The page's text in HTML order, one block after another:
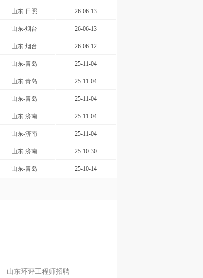
山东-日照 26-06-13
山东-烟台 26-06-13
山东-烟台 26-06-12
山东-青岛 25-11-04
山东-青岛 25-11-04
山东-青岛 25-11-04
山东-济南 25-11-04
山东-济南 25-11-04
山东-济南 25-10-30
山东-青岛 25-10-14
山东环评工程师招聘